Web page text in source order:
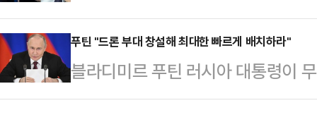
는 미국과 이스라엘 모두…
다만 북한군 추가 파병 논의를 김
조선중앙통신은 쇼이구 서기의 방
년이 되는 뜻깊은 시기에 이뤄졌다
용을 소개했다.쇼이구 서기…
간) 전화 통화를 통해 중동 정세와
두 정상은 이스라엘과 이란의 무력
논의했지만 현격한 입장차만 확인
의 소유의 소셜미디어(SNS)인 트
푸틴 "드론 부대 창설해 최대한 빠르게 배치하라"
블라디미르 푸틴 러시아 대통령이
빨리 현장에 배치하라고 지시했다.